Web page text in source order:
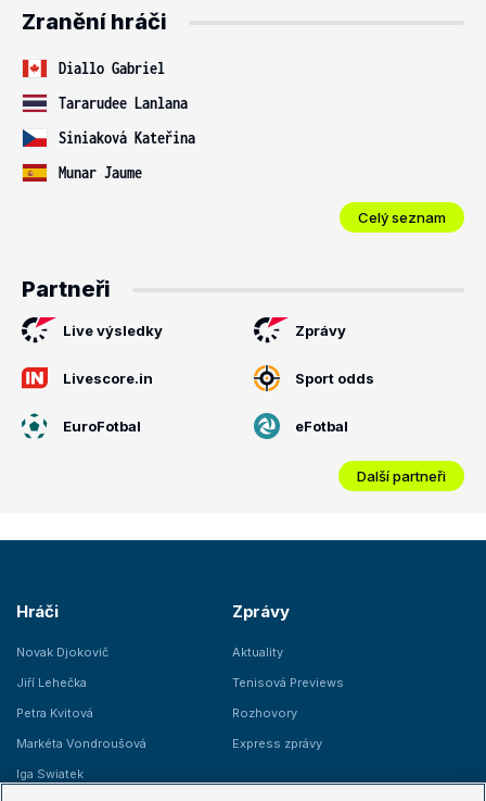
Zranění hráči
Diallo Gabriel
Tararudee Lanlana
Siniaková Kateřina
Munar Jaume
Celý seznam
Partneři
Live výsledky Zprávy
Livescore.in Sport odds
EuroFotbal eFotbal
Další partneři
Hráči
Novak Djokovič
Jiří Lehečka
Petra Kvitová
Markéta Vondroušová
Iga Swiatek
Zprávy
Aktuality
Tenisová Previews
Rozhovory
Express zprávy